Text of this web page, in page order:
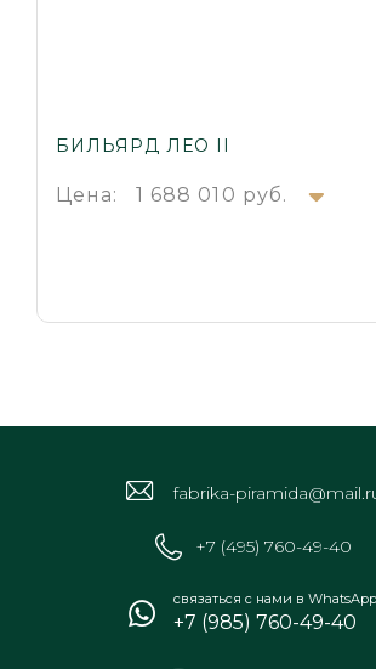
БИЛЬЯРД ЛЕО II
Цена: 1 688 010 руб.
fabrika-
+7 (495) 760-49-40
связаться с нами в
+7 (985) 760-49-40